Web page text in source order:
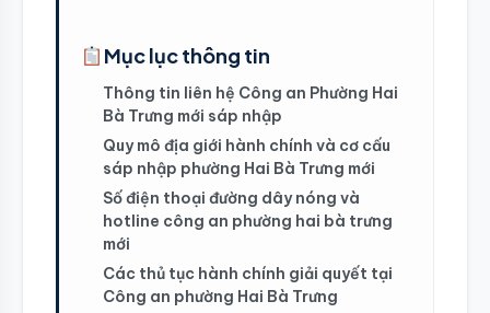
Mục lục thông tin
Thông tin liên hệ Công an Phường Hai
Bà Trưng mới sáp nhập
Quy mô địa giới hành chính và cơ cấu
sáp nhập phường Hai Bà Trưng mới
Số điện thoại đường dây nóng và
hotline công an phường hai bà trưng
mới
Các thủ tục hành chính giải quyết tại
Công an phường Hai Bà Trưng